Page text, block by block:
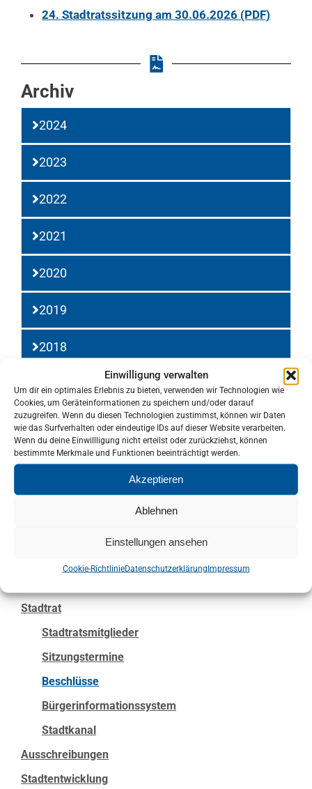
Einwilligung verwalten
Um dir ein optimales Erlebnis zu bieten, verwenden wir Technologien wie
Cookies, um Geräteinformationen zu speichern und/oder darauf
zuzugreifen. Wenn du diesen Technologien zustimmst, können wir Daten
wie das Surfverhalten oder eindeutige IDs auf dieser Website verarbeiten.
Wenn du deine Einwillligung nicht erteilst oder zurückziehst, können
bestimmte Merkmale und Funktionen beeinträchtigt werden.
Akzeptieren
Ablehnen
Einstellungen ansehen
Cookie-RichtlinieDatenschutzerklärungImpressum
Stadtrat
Stadtratsmitglieder
Sitzungstermine
Beschlüsse
Bürgerinformationssystem
Stadtkanal
Ausschreibungen
Stadtentwicklung
24. Stadtratssitzung am 30.06.2026 (PDF)
Archiv
2024
2023
2022
2021
2020
2019
2018
2017 /16